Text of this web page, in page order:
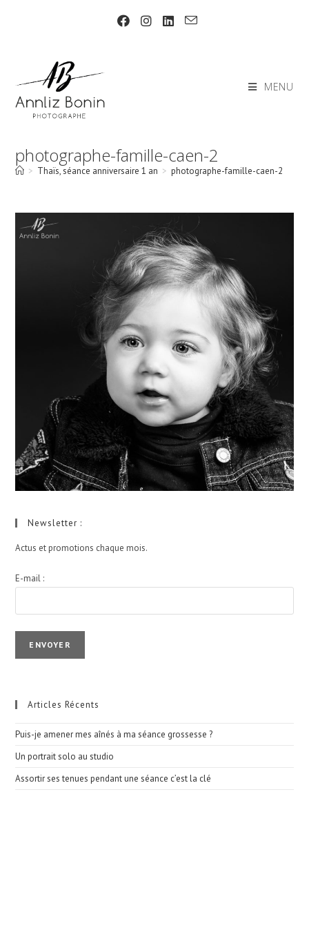
MENU
photographe-famille-caen-2
> Thaïs, séance anniversaire 1 an > photographe-famille-caen-2
Newsletter :
Actus et promotions chaque mois.
E-mail :
Articles Récents
Puis-je amener mes aînés à ma séance grossesse ?
Un portrait solo au studio
Assortir ses tenues pendant une séance c’est la clé